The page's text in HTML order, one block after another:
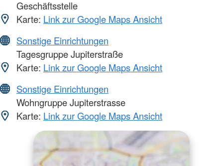
Geschäftsstelle
Karte: Link zur Google Maps Ansicht
Sonstige Einrichtungen
Tagesgruppe Jupiterstraße
Karte: Link zur Google Maps Ansicht
Sonstige Einrichtungen
Wohngruppe Jupiterstrasse
Karte: Link zur Google Maps Ansicht